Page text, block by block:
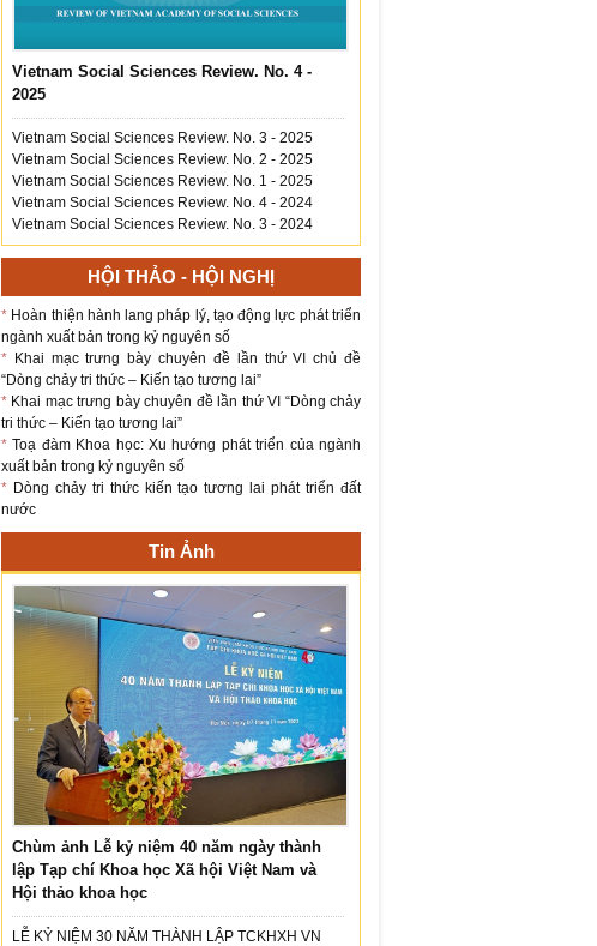
Vietnam Social Sciences Review. No. 4 -
2025
Vietnam Social Sciences Review. No. 3 - 2025
Vietnam Social Sciences Review. No. 2 - 2025
Vietnam Social Sciences Review. No. 1 - 2025
Vietnam Social Sciences Review. No. 4 - 2024
Vietnam Social Sciences Review. No. 3 - 2024
HỘI THẢO - HỘI NGHỊ
* Hoàn thiện hành lang pháp lý, tạo động lực phát triển
ngành xuất bản trong kỷ nguyên số
* Khai mạc trưng bày chuyên đề lần thứ VI chủ đề
“Dòng chảy tri thức – Kiến tạo tương lai”
* Khai mạc trưng bày chuyên đề lần thứ VI “Dòng chảy
tri thức – Kiến tạo tương lai”
*Toạ đàm Khoa học: Xu hướng phát triển của ngành
xuất bản trong kỷ nguyên số
* Dòng chảy tri thức kiến tạo tương lai phát triển đất
nước
Tin Ảnh
Chùm ảnh Lễ kỷ niệm 40 năm ngày thành
lập Tạp chí Khoa học Xã hội Việt Nam và
Hội thảo khoa học
LỄ KỶ NIỆM 30 NĂM THÀNH LẬP TCKHXH VN